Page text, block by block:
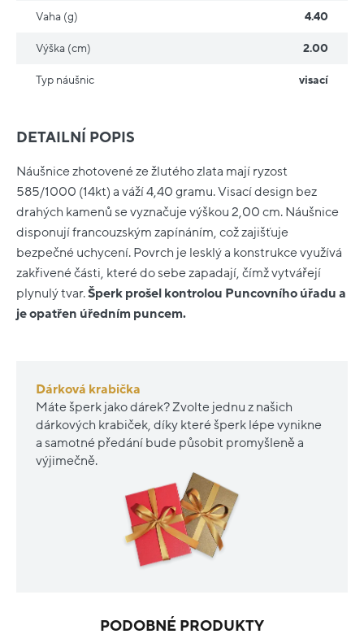
DETAILNÍ POPIS
Náušnice zhotovené ze žlutého zlata mají ryzost
585/1000 (14kt) a váží 4,40 gramu. Visací design bez
drahých kamenů se vyznačuje výškou 2,00 cm. Náušnice
disponují francouzským zapínáním, což zajišťuje
bezpečné uchycení. Povrch je lesklý a konstrukce využívá
zakřivené části, které do sebe zapadají, čímž vytvářejí
plynulý tvar.Šperk prošel kontrolou Puncovního úřadu a
je opatřen úředním puncem.
Dárková krabička
Máte šperk jako dárek? Zvolte jednu z našich
dárkových krabiček, díky které šperk lépe vynikne
a samotné předání bude působit promyšleně a
výjimečně.
Vaha (g) 4.40
Výška (cm) 2.00
Typ náušnic visací
PODOBNÉ PRODUKTY